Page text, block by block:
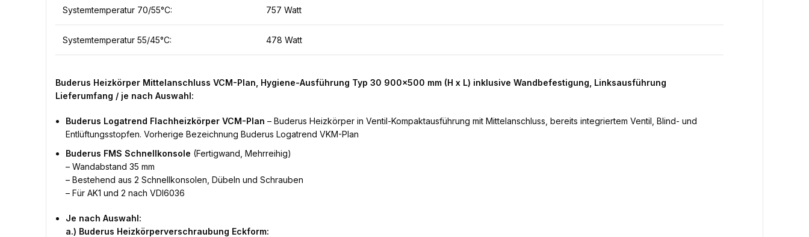
Systemtemperatur 70/55°C: 757 Watt
Systemtemperatur 55/45°C: 478 Watt
Buderus Heizkörper Mittelanschluss VCM-Plan, Hygiene-Ausführung Typ 30 900×500 mm (H x L) inklusive Wandbefestigung, Linksausführung
Lieferumfang / je nach Auswahl:
Buderus Logatrend Flachheizkörper VCM-Plan – Buderus Heizkörper in Ventil-Kompaktausführung mit Mittelanschluss, bereits integriertem Ventil, Blind- und
Entlüftungsstopfen. Vorherige Bezeichnung Buderus Logatrend VKM-Plan
Buderus FMS Schnellkonsole (Fertigwand, Mehrreihig)
– Wandabstand 35 mm
– Bestehend aus 2 Schnellkonsolen, Dübeln und Schrauben
– Für AK1 und 2 nach VDI6036
Je nach Auswahl:
a.) Buderus Heizkörperverschraubung Eckform: